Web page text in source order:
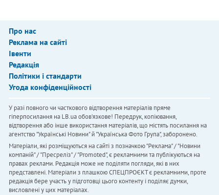
Про нас
Реклама на сайті
Івенти
Редакція
Політики і стандарти
Угода конфіденційності
У разі повного чи часткового відтворення матеріалів пряме
гіперпосилання на LB.ua обов'язкове! Передрук, копіювання,
відтворення або інше використання матеріалів, що містять посилання на
агентство "Українськi Новини" й "Українська Фото Група", заборонено.
Матеріали, які розміщуються на сайті з позначкою "Реклама" / "Новини
компаній" / "Пресреліз" / "Promoted", є рекламними та публікуються на
правах реклами. Редакція може не поділяти погляди, які в них
представлені. Матеріали з плашкою СПЕЦПРОЄКТ є рекламними, проте
редакція бере участь у підготовці цього контенту і поділяє думки,
висловлені у цих матеріалах.